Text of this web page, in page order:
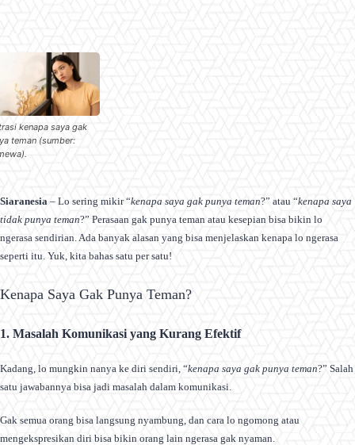
kenapa saya gak
teman (sumber:
Siaranesia – Lo sering mikir “kenapa saya gak punya teman?” atau “kenapa saya
tidak punya teman?” Perasaan gak punya teman atau kesepian bisa bikin lo
ngerasa sendirian. Ada banyak alasan yang bisa menjelaskan kenapa lo ngerasa
seperti itu. Yuk, kita bahas satu per satu!
Kenapa Saya Gak Punya Teman?
1. Masalah Komunikasi yang Kurang Efektif
Kadang, lo mungkin nanya ke diri sendiri, “kenapa saya gak punya teman?” Salah
satu jawabannya bisa jadi masalah dalam komunikasi.
Gak semua orang bisa langsung nyambung, dan cara lo ngomong atau
mengekspresikan diri bisa bikin orang lain ngerasa gak nyaman.